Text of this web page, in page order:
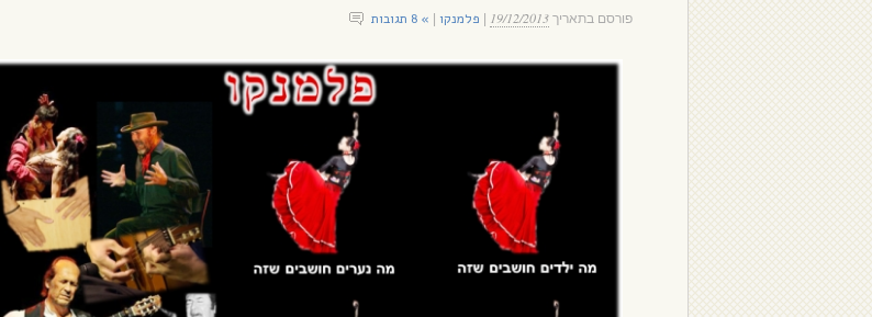
פורסם בתאריך 19/12/2013 פלמנקו » 8 תגובות